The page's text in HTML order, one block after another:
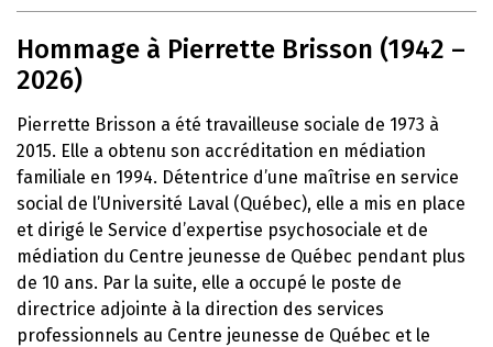
Hommage à Pierrette Brisson (1942 –
2026)
Pierrette Brisson a été travailleuse sociale de 1973 à
2015. Elle a obtenu son accréditation en médiation
familiale en 1994. Détentrice d’une maîtrise en service
social de l’Université Laval (Québec), elle a mis en place
et dirigé le Service d’expertise psychosociale et de
médiation du Centre jeunesse de Québec pendant plus
de 10 ans. Par la suite, elle a occupé le poste de
directrice adjointe à la direction des services
professionnels au Centre jeunesse de Québec et le